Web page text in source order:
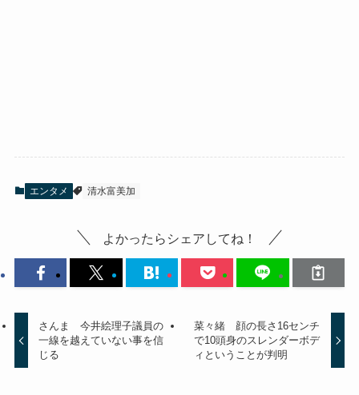
エンタメ 清水富美加
よかったらシェアしてね！
さんま 今井絵理子議員の
一線を越えていない事を信
じる
菜々緒 顔の長さ16センチ
で10頭身のスレンダーボデ
ィということが判明